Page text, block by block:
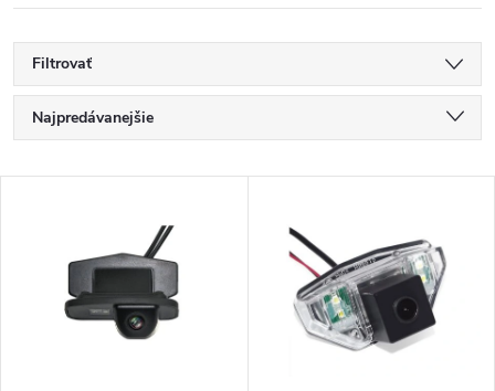
Filtrovať
R
a
Najpredávanejšie